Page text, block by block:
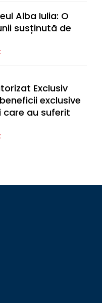
Alba Iulia: O
susținută de
Exclusiv
exclusive
care au suferit